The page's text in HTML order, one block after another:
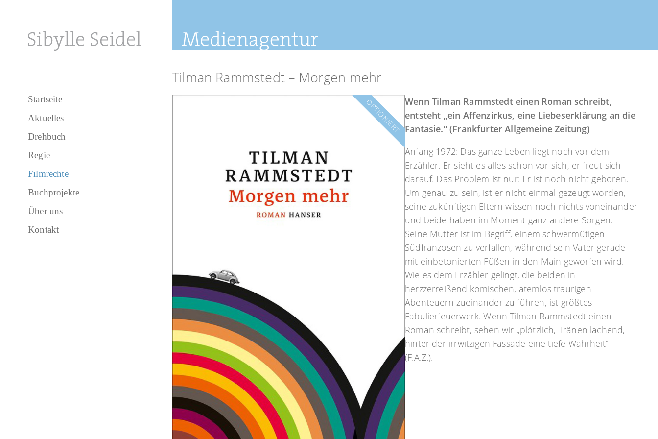
Startseite
Aktuelles
Drehbuch
Regie
Filmrechte
Buchprojekte
Über uns
Kontakt
Tilman Rammstedt – Morgen mehr
OPTIONIERT Wenn Tilman Rammstedt einen Roman schreibt,
entsteht „ein Affenzirkus, eine Liebeserklärung an die
Fantasie.“ (Frankfurter Allgemeine Zeitung)
Anfang 1972: Das ganze Leben liegt noch vor dem
Erzähler. Er sieht es alles schon vor sich, er freut sich
darauf. Das Problem ist nur: Er ist noch nicht geboren.
Um genau zu sein, ist er nicht einmal gezeugt worden,
seine zukünftigen Eltern wissen noch nichts voneinander
und beide haben im Moment ganz andere Sorgen:
Seine Mutter ist im Begriff, einem schwermütigen
Südfranzosen zu verfallen, während sein Vater gerade
mit einbetonierten Füßen in den Main geworfen wird.
Wie es dem Erzähler gelingt, die beiden in
herzzerreißend komischen, atemlos traurigen
Abenteuern zueinander zu führen, ist größtes
Fabulierfeuerwerk. Wenn Tilman Rammstedt einen
Roman schreibt, sehen wir „plötzlich, Tränen lachend,
hinter der irrwitzigen Fassade eine tiefe Wahrheit“
(F.A.Z.).